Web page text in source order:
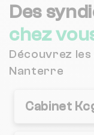
Des
chez
Découvrez
Nanterre
Cabinet